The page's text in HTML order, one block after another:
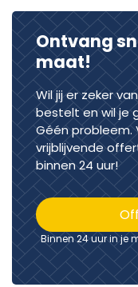
Ontvang
maat!
Wil jij er zeker
bestelt en wil je
Géén
vrijblijvende
binnen 24 uur!
Binnen 24 uur in je